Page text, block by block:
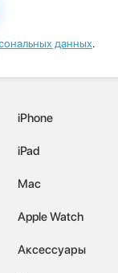
данных.
iPhone
iPad
Mac
Apple Watch
Аксессуары